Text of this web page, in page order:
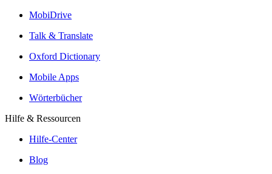
MobiDrive
Talk & Translate
Oxford Dictionary
Mobile Apps
Wörterbücher
Hilfe & Ressourcen
Hilfe-Center
Blog